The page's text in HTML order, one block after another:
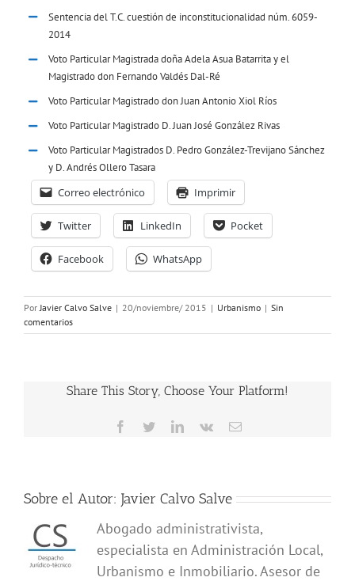
Sentencia del T.C. cuestión de inconstitucionalidad núm. 6059-
2014
Voto Particular Magistrada doña Adela Asua Batarrita y el
Magistrado don Fernando Valdés Dal-Ré
Voto Particular Magistrado don Juan Antonio Xiol Ríos
Voto Particular Magistrado D. Juan José González Rivas
Voto Particular Magistrados D. Pedro González-Trevijano Sánchez
y D. Andrés Ollero Tasara
Correo electrónico Imprimir
Twitter LinkedIn Pocket
Facebook WhatsApp
Por Javier Calvo Salve | 20/noviembre/ 2015 | Urbanismo | Sin
comentarios
Share This Story, Choose Your Platform!
Facebook
TwitterLinkedIn
Vk
Correo
Sobre el Autor: Javier Calvo Salve
Abogado administrativista,
especialista en Administración Local,
Urbanismo e Inmobiliario. Asesor de